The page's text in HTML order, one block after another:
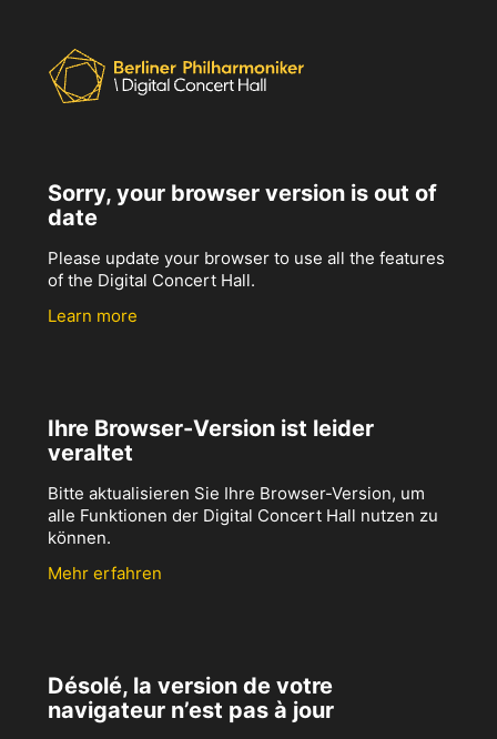
Sorry, your browser version is out of
date
Please update your browser to use all the features
of the Digital Concert Hall.
Learn more
Ihre Browser-Version ist leider
veraltet
Bitte aktualisieren Sie Ihre Browser-Version, um
alle Funktionen der Digital Concert Hall nutzen zu
können.
Mehr erfahren
Désolé, la version de votre
navigateur n’est pas à jour